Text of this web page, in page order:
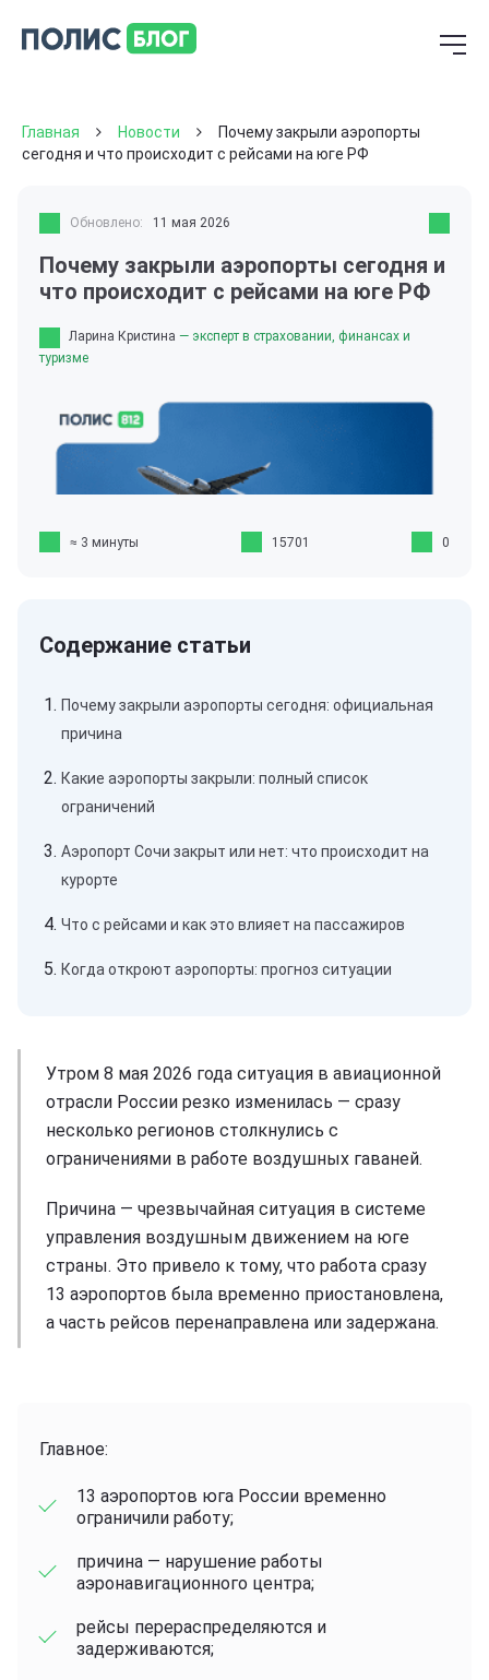
Главная Новости
Почему закрыли аэропорты
сегодня и что происходит с рейсами на юге РФ
Обновлено: 11 мая 2026
Почему закрыли аэропорты сегодня и
что происходит с рейсами на юге РФ
Ларина Кристина — эксперт в страховании, финансах и
туризме
≈ 3 минуты 15701 0
Почему закрыли аэропорты сегодня: официальная
причина
Какие аэропорты закрыли: полный список
ограничений
Аэропорт Сочи закрыт или нет: что происходит на
курорте
Что с рейсами и как это влияет на пассажиров
Когда откроют аэропорты: прогноз ситуации
Утром 8 мая 2026 года ситуация в авиационной
отрасли России резко изменилась — сразу
несколько регионов столкнулись с
ограничениями в работе воздушных гаваней.
Причина — чрезвычайная ситуация в системе
управления воздушным движением на юге
страны. Это привело к тому, что работа сразу
13 аэропортов была временно приостановлена,
а часть рейсов перенаправлена или задержана.
Главное:
13 аэропортов юга России временно
ограничили работу;
причина — нарушение работы
аэронавигационного центра;
рейсы перераспределяются и
задерживаются;